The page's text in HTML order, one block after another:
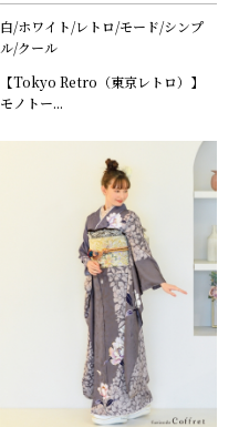
白/ホワイト/レトロ/モード/シンプ
ル/クール
【Tokyo Retro（東京レトロ）】
モノトー...